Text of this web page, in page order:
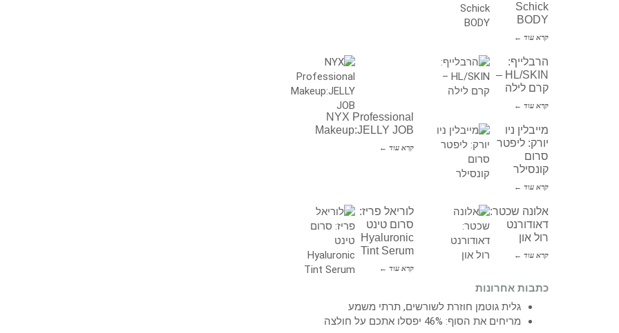
Schick
BODY
קרא עוד ←
NYX Professional
Makeup:JELLY JOB
קרא עוד ←
הרבלייף:
HL/SKIN –
קרם לילה
קרא עוד ←
מייבלין ניו
יורק: ליפטר
סרום
קונסילר
קרא עוד ←
לוריאל פריז:
סרום טינט
Hyaluronic
Tint Serum
קרא עוד ←
אלונה שכטר:
דאודורנט
רול און
קרא עוד ←
כתבות אחרונות
גלית גוטמן חוזרת לשורשים, תרתי משמע
מריחים את הסוף: 46% יפסלו אתכם על חולצה